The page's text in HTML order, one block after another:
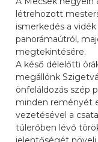
létrehozott
ismerkedés a
panorámaútról,
megtekintésére.
A késő délelőtti
megállónk
önfeláldozás szép
minden reményét
vezetésével a
túlerőben lévő